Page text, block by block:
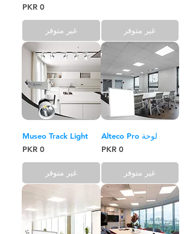
غير متوفر
السعر
غير متوفر
لوحة Alteco Pro
السعر‏0 PKR
غير متوفر
Museo Track Light
السعر
غير متوفر